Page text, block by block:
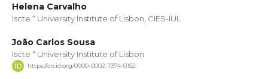
Helena Carvalho
Iscte “ University Institute of Lisbon, CIES-IUL
João Carlos Sousa
Iscte “ University Institute of Lisbon
https://orcid.org/0000-0002-7374-0152